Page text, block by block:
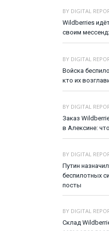
BY DIGITAL
Wildberries
своим
BY DIGITAL
Войска
кто их
BY DIGITAL
Заказ
в Алексине:
BY DIGITAL
Путин
беспилотных
посты
BY DIGITAL
Склад